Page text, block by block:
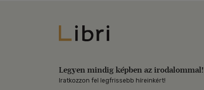
Libri
Legyen mindig képben az irodalommal!
Iratkozzon fel legfrissebb híreinkért!